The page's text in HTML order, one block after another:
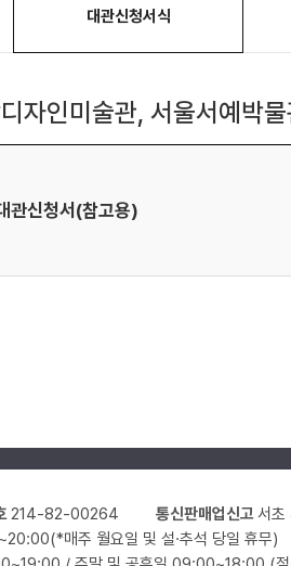
대관신청서식
자인미술관, 서울서예박
관신청서(참고용)
214-82-00264 통신판매업신고서
매주 월요일 및 설·추석 당일 휴무)